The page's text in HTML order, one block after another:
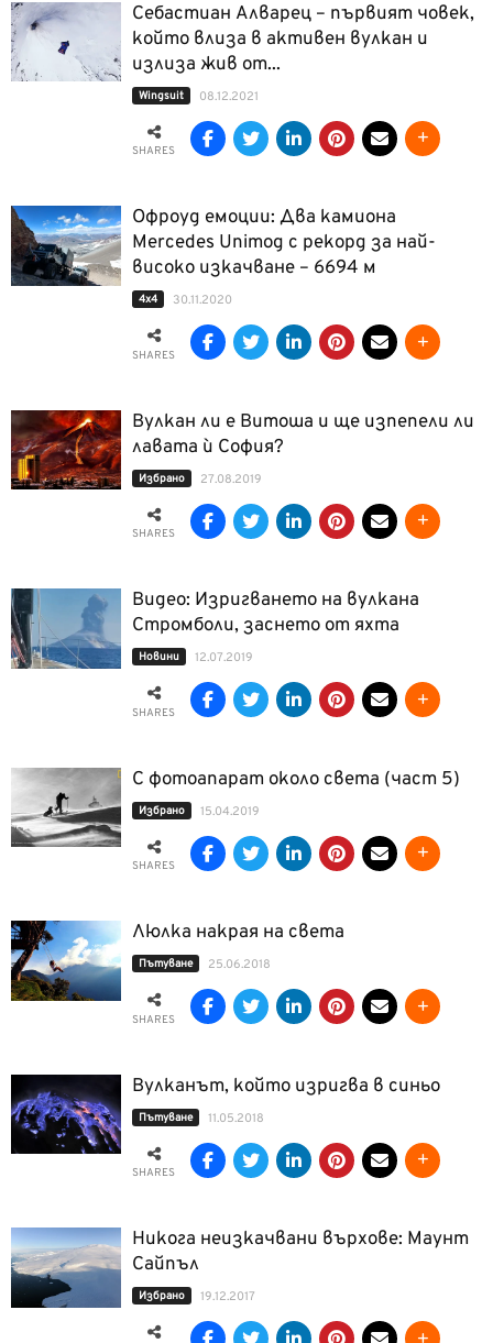
Себастиан Алварец – първият човек,
който влиза в активен вулкан и
излиза жив от...
Wingsuit 08.12.2021
SHARES
Офроуд емоции: Два камиона
Mercedes Unimog с рекорд за най-
високо изкачване – 6694 м
4x4 30.11.2020
SHARES
Вулкан ли е Витоша и ще изпепели ли
лавата ѝ София?
Избрано 27.08.2019
SHARES
Видео: Изригването на вулкана
Стромболи, заснето от яхта
Новини 12.07.2019
SHARES
С фотоапарат около света (част 5)
Избрано 15.04.2019
SHARES
Люлка накрая на света
Пътуване 25.06.2018
SHARES
Вулканът, който изригва в синьо
Пътуване 11.05.2018
SHARES
Никога неизкачвани върхове: Маунт
Сайпъл
Избрано 19.12.2017